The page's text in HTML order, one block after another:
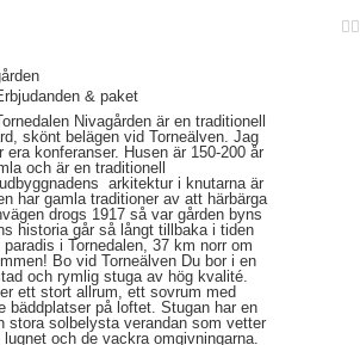
& paket
Nivagården är en traditionell
skönt belägen vid Torneälven. Jag
era konferanser. Husen är 150-200 år
och är en traditionell
arkitektur i knutarna är
har gamla traditioner av att härbärga
drogs 1917 så var gården byns
historia går så långt tillbaka i tiden
i Tornedalen, 37 km norr om
Bo vid Torneälven Du bor i en
och rymlig stuga av hög kvalité.
ett stort allrum, ett sovrum med
bäddplatser på loftet. Stugan har en
stora solbelysta verandan som vetter
och de vackra omgivningarna.